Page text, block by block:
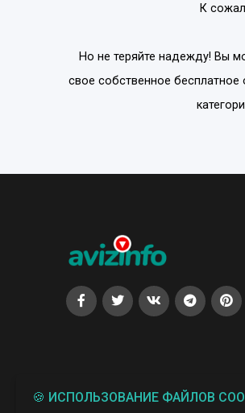
К
Но не теряйте надежду! Вы
свое собственное
🍪 ИСПОЛЬЗОВАНИЕ ФАЙЛОВ